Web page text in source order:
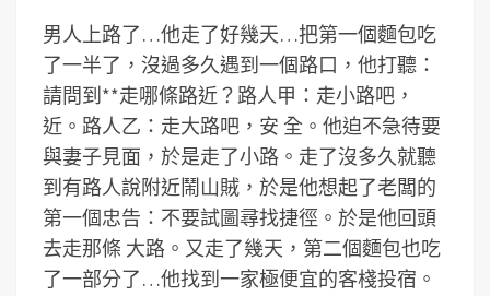
男人上路了…他走了好幾天…把第一個麵包吃
了一半了，沒過多久遇到一個路口，他打聽：
請問到**走哪條路近？路人甲：走小路吧，
近。路人乙：走大路吧，安 全。他迫不急待要
與妻子見面，於是走了小路。走了沒多久就聽
到有路人說附近鬧山賊，於是他想起了老闆的
第一個忠告：不要試圖尋找捷徑。於是他回頭
去走那條 大路。又走了幾天，第二個麵包也吃
了一部分了…他找到一家極便宜的客棧投宿。